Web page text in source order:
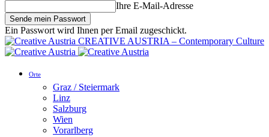
Ihre E-Mail-Adresse
Ein Passwort wird Ihnen per Email zugeschickt.
CREATIVE AUSTRIA – Contemporary Culture
Orte
Graz / Steiermark
Linz
Salzburg
Wien
Vorarlberg